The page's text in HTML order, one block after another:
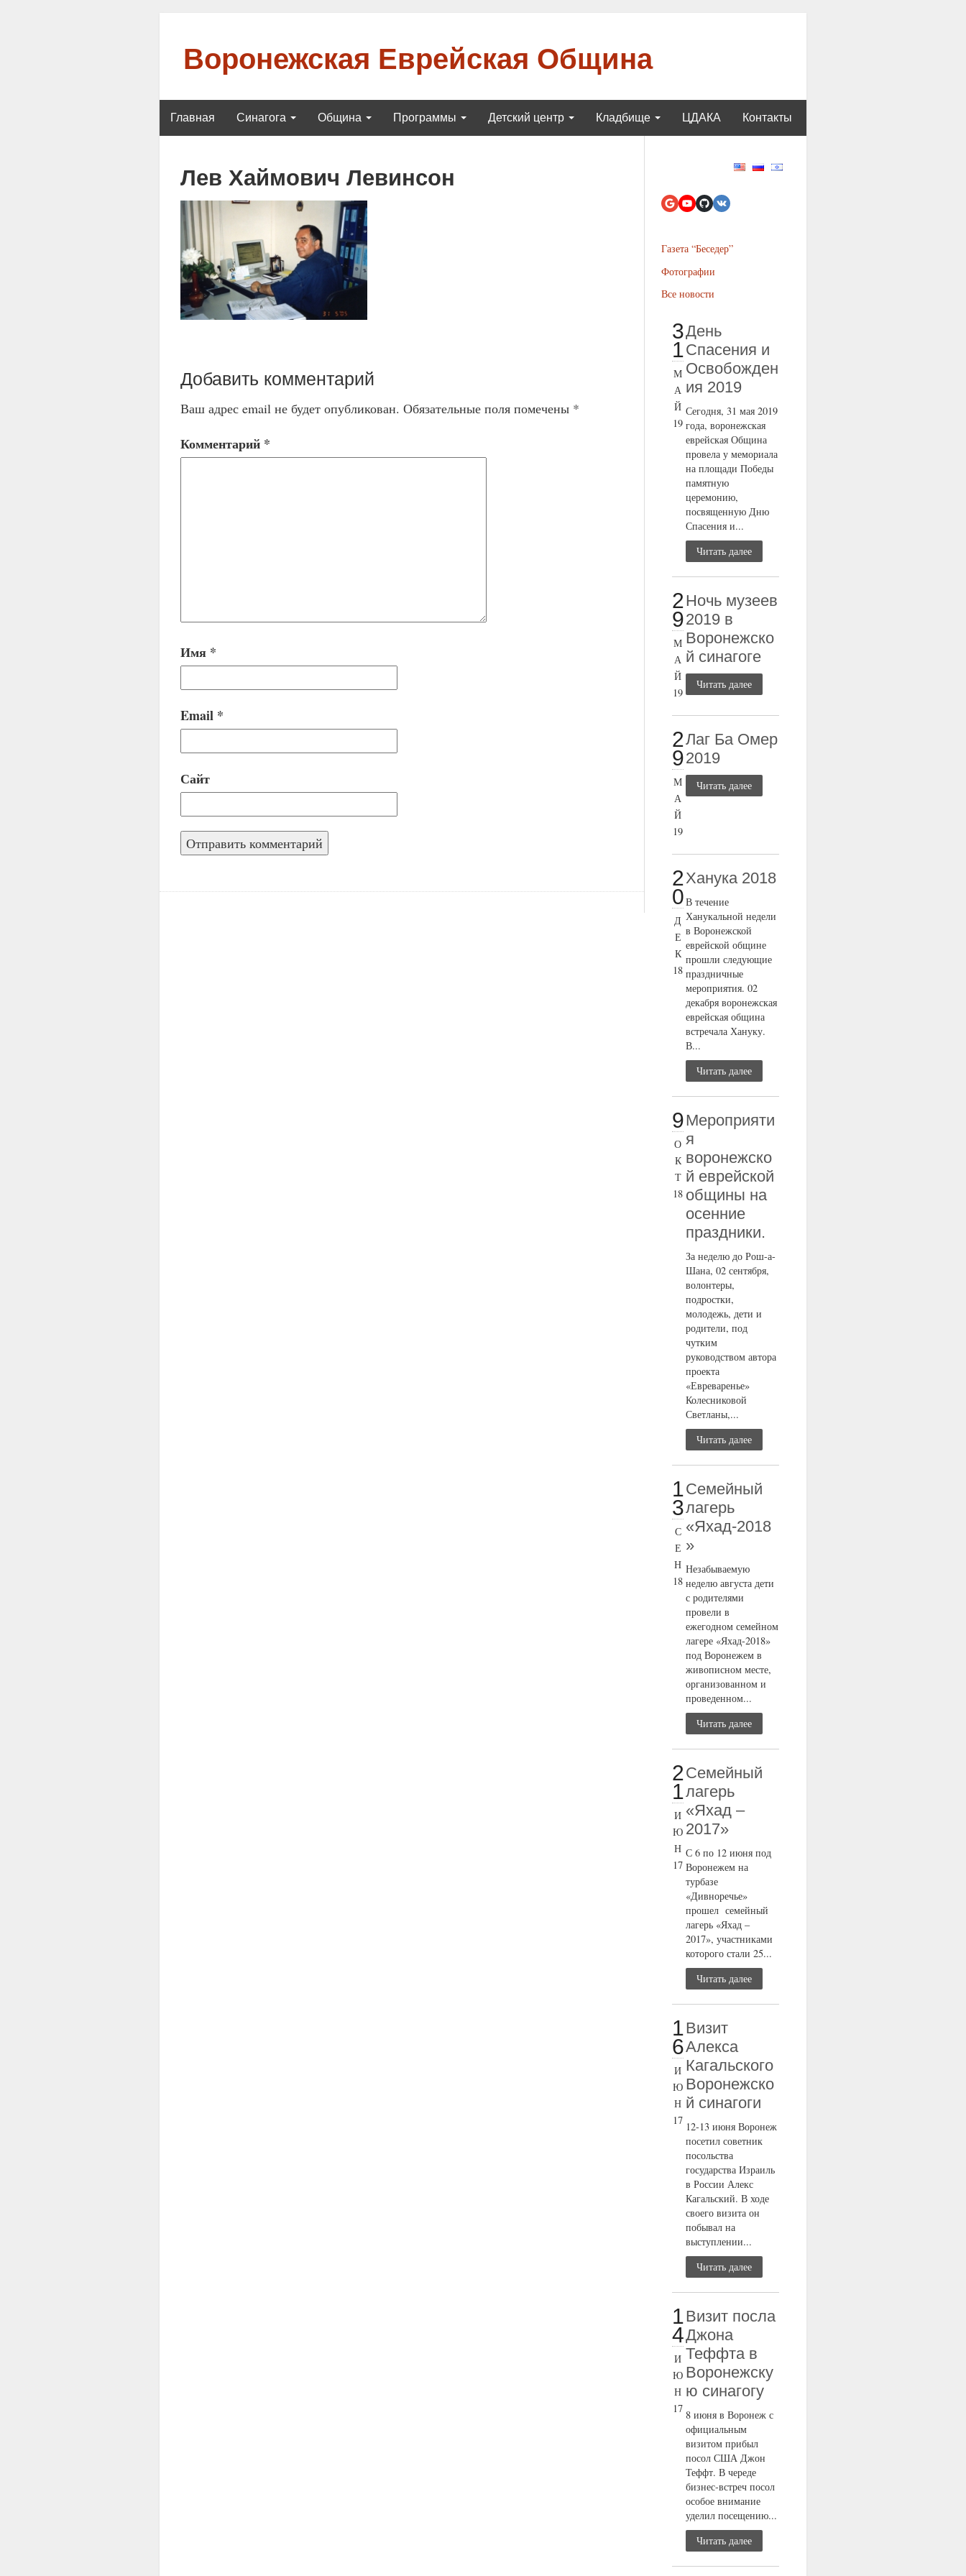
Воронежская Еврейская Община
Главная Синагога Община Программы Детский центр Кладбище ЦДАКА Контакты
Лев Хаймович Левинсон
Добавить комментарий
Ваш адрес email не будет опубликован. Обязательные поля помечены *
Комментарий *
Имя *
Email *
Сайт
Газета “Беседер”
Фотографии
Все новости
3
1
М
А
Й
19
День
Спасения и
Освобожден
ия 2019
Сегодня, 31 мая 2019
года, воронежская
еврейская Община
провела у мемориала
на площади Победы
памятную
церемонию,
посвященную Дню
Спасения и...
Читать далее
2
9
М
А
Й
19
Ночь музеев
2019 в
Воронежско
й синагоге
Читать далее
2
9
М
А
Й
19
Лаг Ба Омер
2019
Читать далее
2
0
Д
Е
К
18
Ханука 2018
В течение
Ханукальной недели
в Воронежской
еврейской общине
прошли следующие
праздничные
мероприятия. 02
декабря воронежская
еврейская община
встречала Хануку.
В...
Читать далее
9
О
К
Т
18
Мероприяти
я
воронежско
й еврейской
общины на
осенние
праздники.
За неделю до Рош-а-
Шана, 02 сентября,
волонтеры,
подростки,
молодежь, дети и
родители, под
чутким
руководством автора
проекта
«Евреваренье»
Колесниковой
Светланы,...
Читать далее
1
3
С
Е
Н
18
Семейный
лагерь
«Яхад-2018
»
Незабываемую
неделю августа дети
с родителями
провели в
ежегодном семейном
лагере «Яхад-2018»
под Воронежем в
живописном месте,
организованном и
проведенном...
Читать далее
2
1
И
Ю
Н
17
Семейный
лагерь
«Яхад –
2017»
С 6 по 12 июня под
Воронежем на
турбазе
«Дивноречье»
прошел семейный
лагерь «Яхад –
2017», участниками
которого стали 25...
Читать далее
1
6
И
Ю
Н
17
Визит
Алекса
Кагальского
Воронежско
й синагоги
12-13 июня Воронеж
посетил советник
посольства
государства Израиль
в России Алекс
Кагальский. В ходе
своего визита он
побывал на
выступлении...
Читать далее
1
4
И
Ю
Н
17
Визит посла
Джона
Теффта в
Воронежску
ю синагогу
8 июня в Воронеж с
официальным
визитом прибыл
посол США Джон
Теффт. В череде
бизнес-встреч посол
особое внимание
уделил посещению...
Читать далее